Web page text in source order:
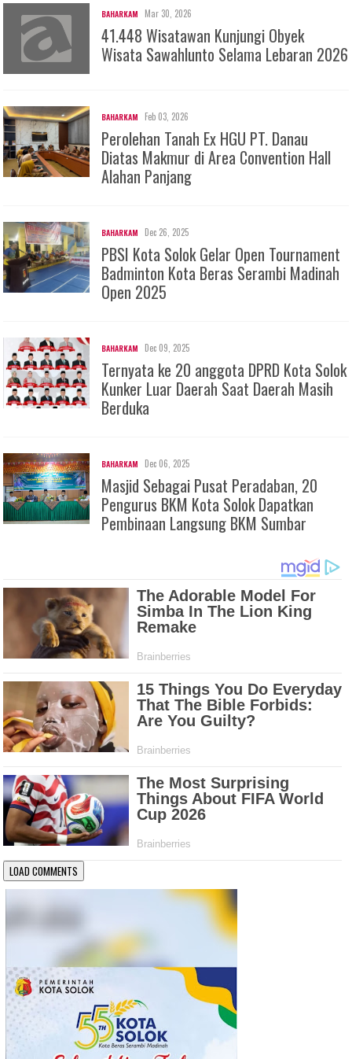
BAHARKAM Mar 30, 2026
41.448 Wisatawan Kunjungi Obyek
Wisata Sawahlunto Selama Lebaran 2026
BAHARKAM Feb 03, 2026
Perolehan Tanah Ex HGU PT. Danau
Diatas Makmur di Area Convention Hall
Alahan Panjang
BAHARKAM Dec 26, 2025
PBSI Kota Solok Gelar Open Tournament
Badminton Kota Beras Serambi Madinah
Open 2025
BAHARKAM Dec 09, 2025
Ternyata ke 20 anggota DPRD Kota Solok
Kunker Luar Daerah Saat Daerah Masih
Berduka
BAHARKAM Dec 06, 2025
Masjid Sebagai Pusat Peradaban, 20
Pengurus BKM Kota Solok Dapatkan
Pembinaan Langsung BKM Sumbar
LOAD COMMENTS